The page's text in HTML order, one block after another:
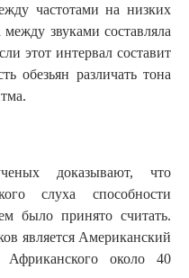
частотами на низких
между звуками составляла
этот интервал составит
обезьян различать тона
доказывают, что
слуха способности
было принято считать.
является Американский
Африканского около 40